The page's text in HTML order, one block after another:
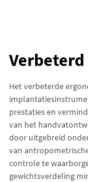
Het verbeterde
prestaties en
van het
door uitgebreid
van
controle te
gewichtsverdeling